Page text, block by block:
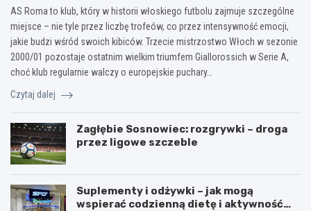
AS Roma to klub, który w historii włoskiego futbolu zajmuje szczególne
miejsce – nie tyle przez liczbę trofeów, co przez intensywność emocji,
jakie budzi wśród swoich kibiców. Trzecie mistrzostwo Włoch w sezonie
2000/01 pozostaje ostatnim wielkim triumfem Giallorossich w Serie A,
choć klub regularnie walczy o europejskie puchary…
Czytaj dalej
Zagłębie Sosnowiec: rozgrywki – droga
przez ligowe szczeble
Suplementy i odżywki – jak mogą
wspierać codzienną dietę i aktywność